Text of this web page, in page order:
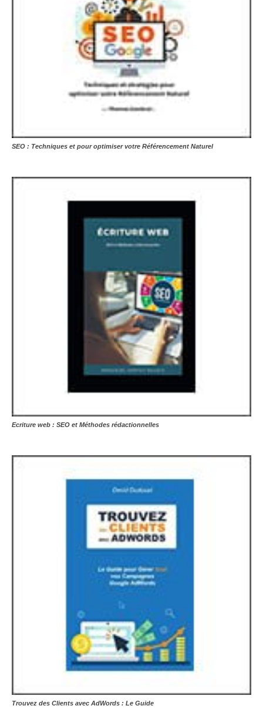
SEO : Techniques et pour optimiser votre Référencement Naturel
Ecriture web : SEO et Méthodes rédactionnelles
Trouvez des Clients avec AdWords : Le Guide